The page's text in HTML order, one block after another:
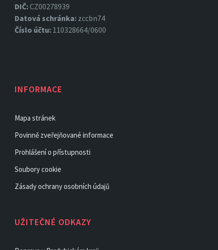
DIČ:CZ00278939
Datová schránka: zccbn74
Číslo účtu: 110328664/0600
INFORMACE
Mapa stránek
Povinně zveřejňované informace
Prohlášení o přístupnosti
Soubory cookie
Zásady ochrany osobních údajů
UŽITEČNÉ ODKAZY